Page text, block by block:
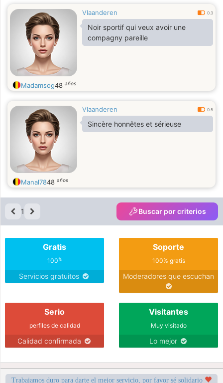
Vlaanderen 0.3
Noir sportif qui veux avoir une
compagny pareille
Madamsog48 años
Vlaanderen 0.5
Sincère honnêtes et sérieuse
Manal7848 años
1 Buscar por criterios
Gratis
100%
Servicios gratuitos
Soporte
100% gratis
Moderadores que escuchan
Serio
perfiles de calidad
Calidad confirmada
Visitantes
Muy visitado
Lo mejor
Trabajamos duro para darte el mejor servicio, por favor sé solidario